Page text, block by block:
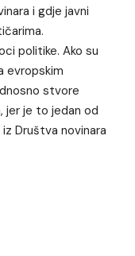
i gdje javni
politike. Ako su
evropskim
stvore
jer je to jedan od
Društva novinara